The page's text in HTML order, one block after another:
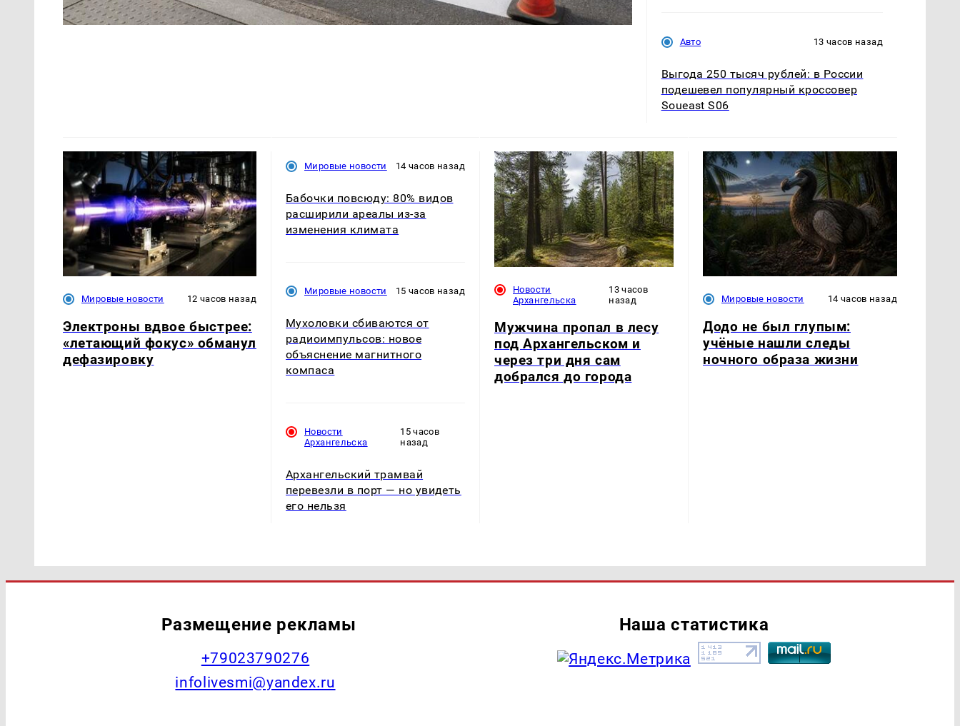
Авто 13 часов назад
Выгода 250 тысяч рублей: в России
подешевел популярный кроссовер
Soueast S06
Мировые новости 12 часов назад
Электроны вдвое быстрее:
«летающий фокус» обманул
дефазировку
Мировые новости 14 часов назад
Бабочки повсюду: 80% видов
расширили ареалы из-за
изменения климата
Мировые новости 15 часов назад
Мухоловки сбиваются от
радиоимпульсов: новое
объяснение магнитного
компаса
Новости
Архангельска
15 часов
назад
Архангельский трамвай
перевезли в порт — но увидеть
его нельзя
Новости
Архангельска
13 часов
назад
Мужчина пропал в лесу
под Архангельском и
через три дня сам
добрался до города
Мировые новости 14 часов назад
Додо не был глупым:
учёные нашли следы
ночного образа жизни
Размещение рекламы
+79023790276
infolivesmi@yandex.ru
Наша статистика